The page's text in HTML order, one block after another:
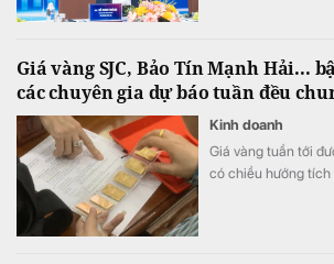
Giá vàng SJC, Bảo Tín Mạnh Hải...
các chuyên gia dự báo tuần đều
Kinh doanh
Giá vàng tuần tới
có chiều hướng tích